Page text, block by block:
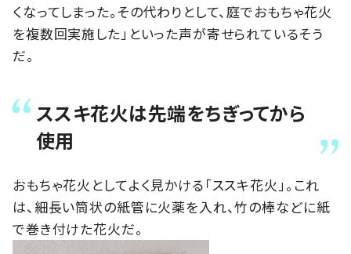
くなってしまった。その代わりとして、庭でおもちゃ花火
を複数回実施した」といった声が寄せられているそう
だ。
ススキ花火は先端をちぎってから
使用
おもちゃ花火としてよく見かける「ススキ花火」。これ
は、細長い筒状の紙管に火薬を入れ、竹の棒などに紙
で巻き付けた花火だ。